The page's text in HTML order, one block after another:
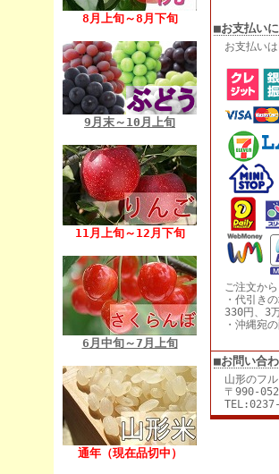
8月上旬～8月下旬
9月末～10月上旬
11月上旬～12月下旬
6月中旬～7月上旬
通年（現在品切中）
■お支払い
お支払い
ご注文か
・代引き
330円、3
・沖縄宛
■お問い合
山形のフ
〒990-